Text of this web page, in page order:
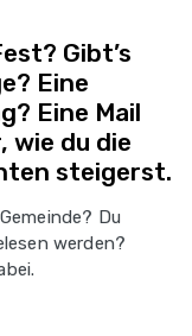
Gibt’s
Eine
Eine Mail
wie du die
steigerst.
Du
werden?